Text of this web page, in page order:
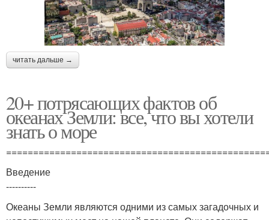
читать дальше →
20+ потрясающих фактов об
океанах Земли: все, что вы хотели
знать о море
Введение
----------
Океаны Земли являются одними из самых загадочных и